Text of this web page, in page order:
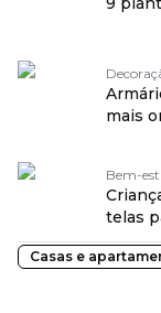
mais
Bem-
telas
Casas e